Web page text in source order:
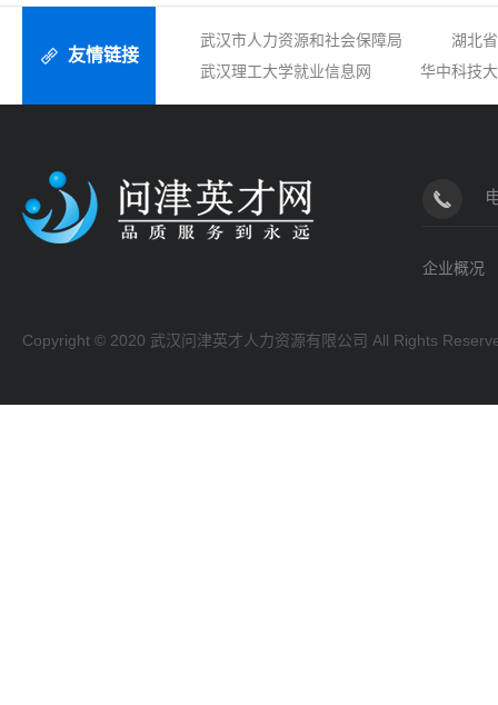
友情链接
武汉市人力资源和社会保障局
湖北
武汉理工大学就业信息网
华中科技
企业概况
Copyright © 2020 武汉问津英才人力资源有限公司 All Rights